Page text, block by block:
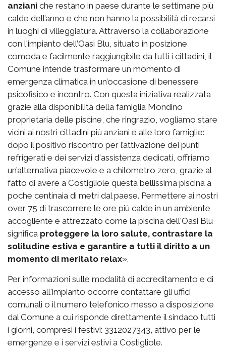
anziani che restano in paese durante le settimane più
calde dell’anno e che non hanno la possibilità di recarsi
in luoghi di villeggiatura. Attraverso la collaborazione
con l'impianto dell’Oasi Blu, situato in posizione
comoda e facilmente raggiungibile da tutti i cittadini, il
Comune intende trasformare un momento di
emergenza climatica in un’occasione di benessere
psicofisico e incontro. Con questa iniziativa realizzata
grazie alla disponibilità della famiglia Mondino
proprietaria delle piscine, che ringrazio, vogliamo stare
vicini ai nostri cittadini più anziani e alle loro famiglie:
dopo il positivo riscontro per l’attivazione dei punti
refrigerati e dei servizi d'assistenza dedicati, offriamo
un’alternativa piacevole e a chilometro zero, grazie al
fatto di avere a Costigliole questa bellissima piscina a
poche centinaia di metri dal paese. Permettere ai nostri
over 75 di trascorrere le ore più calde in un ambiente
accogliente e attrezzato come la piscina dell'Oasi Blu
significa proteggere la loro salute, contrastare la
solitudine estiva e garantire a tutti il diritto a un
momento di meritato relax».
Per informazioni sulle modalità di accreditamento e di
accesso all'impianto occorre contattare gli uffici
comunali o il numero telefonico messo a disposizione
dal Comune a cui risponde direttamente il sindaco tutti
i giorni, compresi i festivi: 3312027343, attivo per le
emergenze e i servizi estivi a Costigliole.